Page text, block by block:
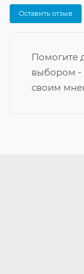
Оставить отзыв
Помогите
выбором -
своим